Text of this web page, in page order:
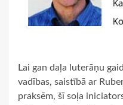
Lai gan daļa luterāņu
vadības, saistībā ar
praksēm, šī soļa